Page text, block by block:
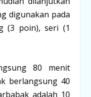
digunakan pada
(3 poin), seri (1
80 menit
berlangsung 40
adalah 10